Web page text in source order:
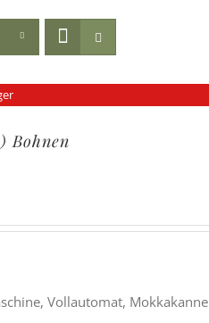
Bohnen
Vollautomat, Mokkakanne